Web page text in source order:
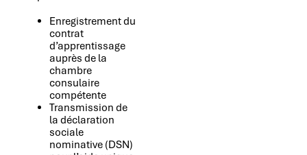
Enregistrement du
contrat
d’apprentissage
auprès de la
chambre
consulaire
compétente
Transmission de
la déclaration
sociale
nominative (DSN)